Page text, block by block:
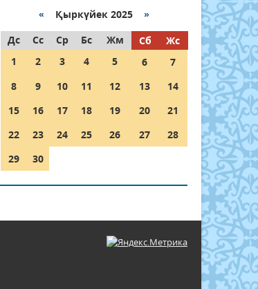
« Қыркүйек 2025 »
Дс
Сс Ср Бс Жм Сб
Жс
1
2 3 4 5 6
7
8
9 10 11 12 13
14
15
16 17 18 19 20
21
22
23 24 25 26 27
28
29
30